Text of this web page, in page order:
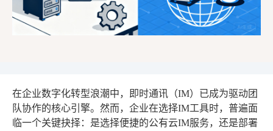
在企业数字化转型浪潮中，即时通讯（IM）已成为驱动团
队协作的核心引擎。然而，企业在选择IM工具时，普遍面
临一个关键抉择：是选择便捷的公有云IM服务，还是部署